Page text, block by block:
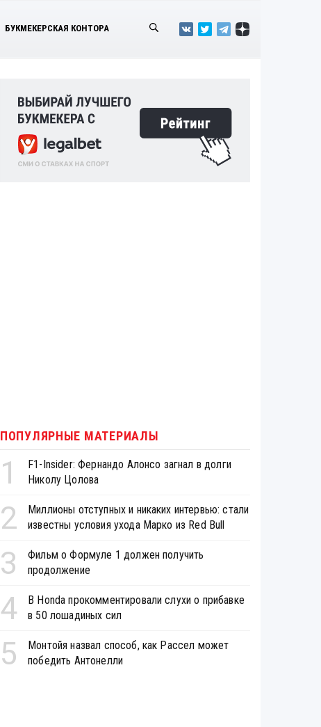
БУКМЕКЕРСКАЯ КОНТОРА
ПОПУЛЯРНЫЕ МАТЕРИАЛЫ
1
F1-Insider: Фернандо Алонсо загнал в долги
Николу Цолова
2
Миллионы отступных и никаких интервью: стали
известны условия ухода Марко из Red Bull
3
Фильм о Формуле 1 должен получить
продолжение
4
В Honda прокомментировали слухи о прибавке
в 50 лошадиных сил
5
Монтойя назвал способ, как Рассел может
победить Антонелли